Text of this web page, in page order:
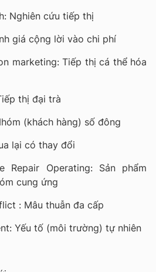
Nghiên cứu tiếp thị
giá cộng lời vào chi phí
marketing: Tiếp thị cá thể hóa
thị đại trà
(khách hàng) số đông
lại có thay đổi
Repair Operating: Sản phẩm
cung ứng
: Mâu thuẫn đa cấp
Yếu tố (môi trường) tự nhiên